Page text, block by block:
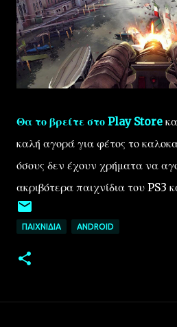
Θα το βρείτε στο Play Store
καλή αγορά για φέτος το
όσους δεν έχουν χρήματα να
ακριβότερα παιχνίδια του PS3
ΠΑΙΧΝΊΔΙΑ ANDROID